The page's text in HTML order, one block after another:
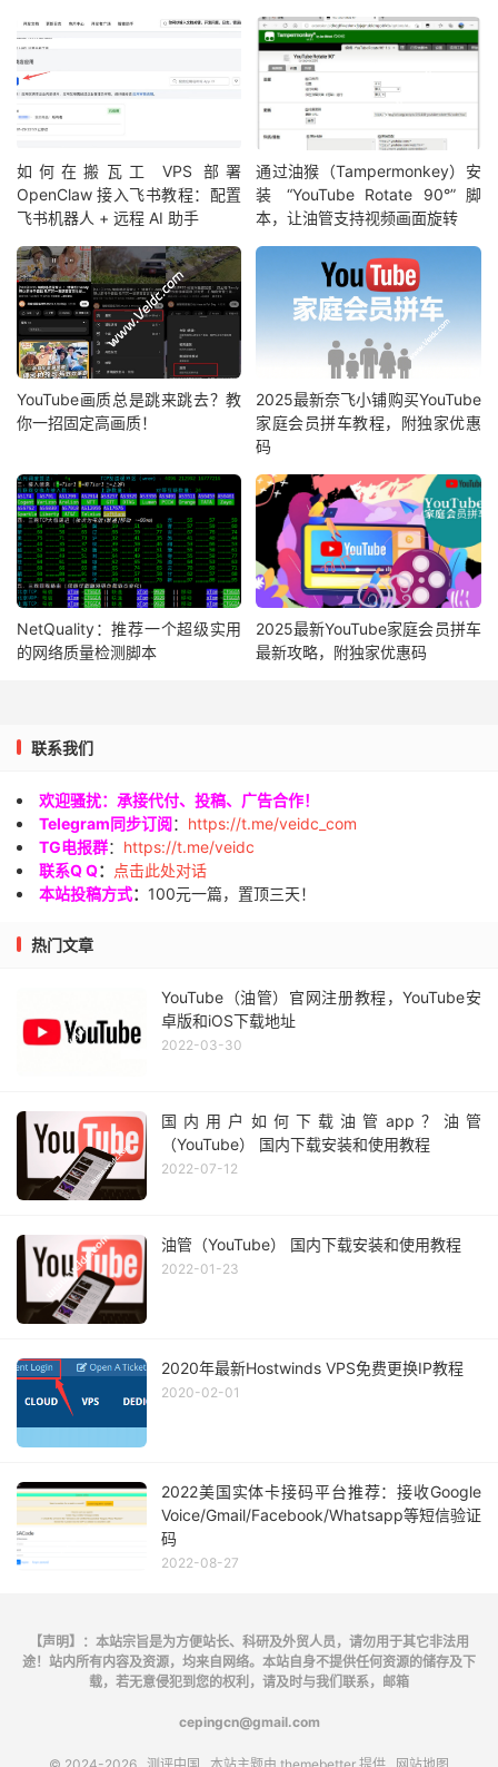
如何在搬瓦工 VPS 部署
OpenClaw 接入飞书教程：配置
飞书机器人 + 远程 AI 助手
通过油猴（Tampermonkey）安
装 “YouTube Rotate 90°” 脚
本，让油管支持视频画面旋转
YouTube画质总是跳来跳去？教
你一招固定高画质！
2025最新奈飞小铺购买YouTube
家庭会员拼车教程，附独家优惠
码
NetQuality：推荐一个超级实用
的网络质量检测脚本
2025最新YouTube家庭会员拼车
最新攻略，附独家优惠码
联系我们
欢迎骚扰：承接代付、投稿、广告合作！
Telegram同步订阅： https://t.me/veidc_com
TG电报群： https://t.me/veidc
联系Q Q：
点击此处对话
本站投稿方式： 100元一篇，置顶三天！
热门文章
YouTube（油管）官网注册教程，YouTube安
卓版和iOS下载地址
2022-03-30
国内用户如何下载油管app？油管
（YouTube） 国内下载安装和使用教程
2022-07-12
油管（YouTube） 国内下载安装和使用教程
2022-01-23
2020年最新Hostwinds VPS免费更换IP教程
2020-02-01
2022美国实体卡接码平台推荐：接收Google
Voice/Gmail/Facebook/Whatsapp等短信验证
码
2022-08-27
【声明】：本站宗旨是为方便站长、科研及外贸人员，请勿用于其它非法用
途！站内所有内容及资源，均来自网络。本站自身不提供任何资源的储存及下
载，若无意侵犯到您的权利，请及时与我们联系，邮箱
cepingcn@gmail.com